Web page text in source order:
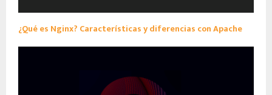
¿Qué es Nginx? Características y diferencias con Apache